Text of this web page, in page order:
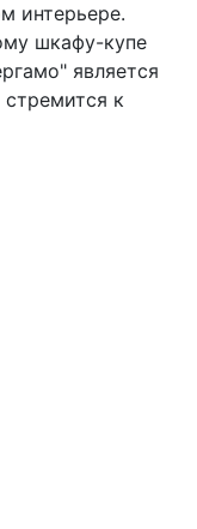
интерьере.
шкафу-купе
является
к